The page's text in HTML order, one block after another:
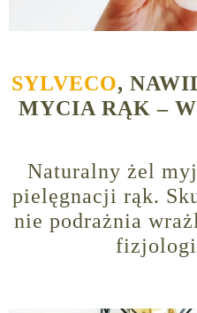
SYLVECO,
MYCIA RĄK –
Naturalny żel
pielęgnacji rąk.
nie podrażnia